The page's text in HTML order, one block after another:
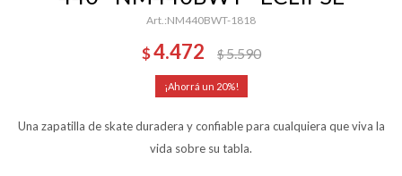
NM440BWT-1818
$4.472 $5.590
20
Una zapatilla de skate duradera y confiable para cualquiera que viva la
vida sobre su tabla.